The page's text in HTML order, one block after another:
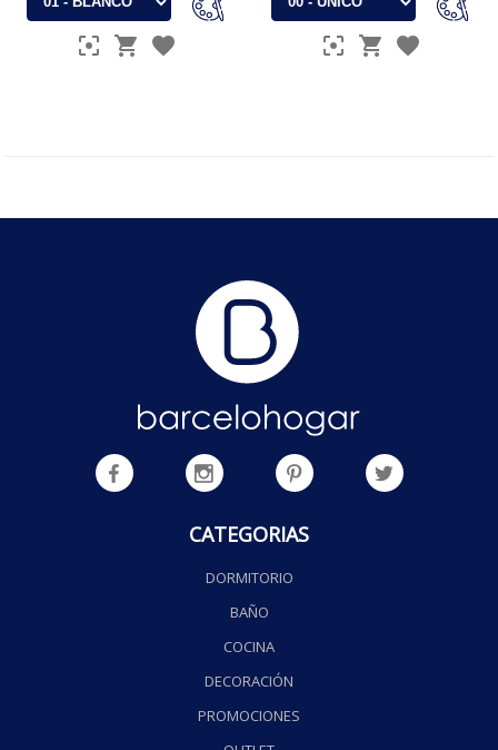
CATEGORIAS
DORMITORIO
BAÑO
COCINA
DECORACIÓN
PROMOCIONES